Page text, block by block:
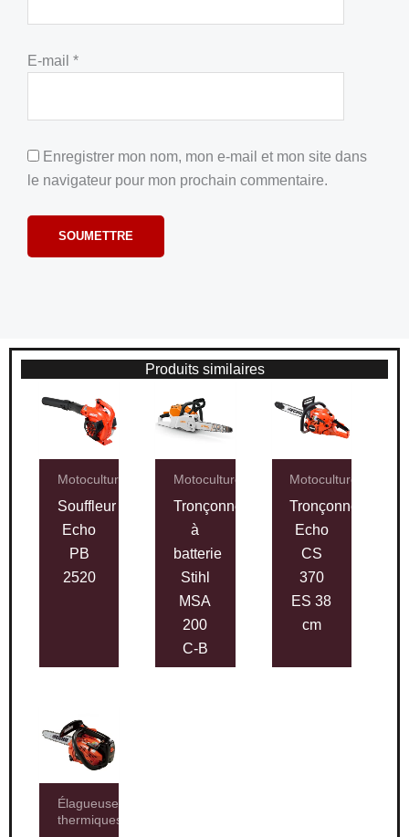
E-mail *
Enregistrer mon nom, mon e-mail et mon site dans
le navigateur pour mon prochain commentaire.
Produits similaires
Motoculture
Souffleur
Echo
PB
2520
Motoculture
Tronçonneuse
à
batterie
Stihl
MSA
200
C-B
Motoculture
Tronçonneuse
Echo
CS
370
ES 38
cm
Élagueuses
thermiques